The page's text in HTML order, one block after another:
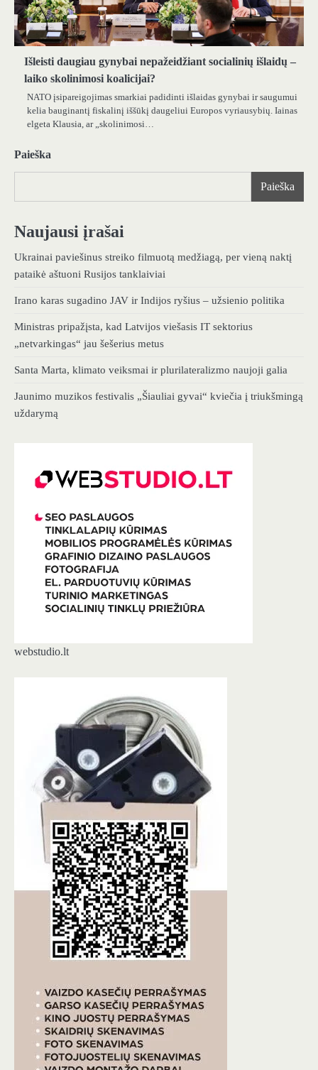
Išleisti daugiau gynybai nepažeidžiant socialinių išlaidų –
laiko skolinimosi koalicijai?
NATO įsipareigojimas smarkiai padidinti išlaidas gynybai ir saugumui
kelia bauginantį fiskalinį iššūkį daugeliui Europos vyriausybių. Iainas
elgeta Klausia, ar „skolinimosi…
Paieška
Paieška
Naujausi įrašai
Ukrainai paviešinus streiko filmuotą medžiagą, per vieną naktį
pataikė aštuoni Rusijos tanklaiviai
Irano karas sugadino JAV ir Indijos ryšius – užsienio politika
Ministras pripažįsta, kad Latvijos viešasis IT sektorius
„netvarkingas“ jau šešerius metus
Santa Marta, klimato veiksmai ir plurilateralizmo naujoji galia
Jaunimo muzikos festivalis „Šiauliai gyvai“ kviečia į triukšmingą
uždarymą
webstudio.lt